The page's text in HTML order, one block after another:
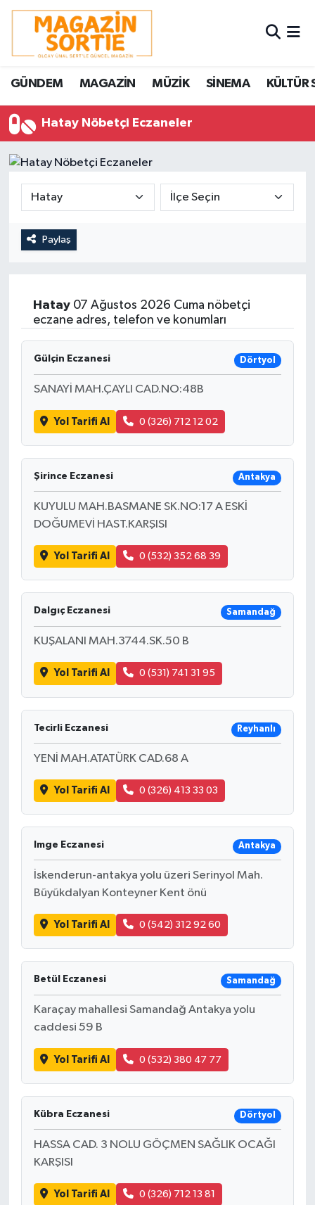
GÜNDEM MAGAZİN MÜZİK SİNEMA KÜLTÜR
Hatay Nöbetçi Eczaneler
Paylaş
Hatay07 Ağustos 2026 Cuma nöbetçi
eczane adres, telefon ve konumları
Gülçin Eczanesi Dörtyol
SANAYİ MAH.ÇAYLI CAD.NO:48B
Yol Tarifi Al 0 (326) 712 12 02
Şirince Eczanesi Antakya
KUYULU MAH.BASMANE SK.NO:17 A ESKİ
DOĞUMEVİ HAST.KARŞISI
Yol Tarifi Al 0 (532) 352 68 39
Dalgıç Eczanesi Samandağ
KUŞALANI MAH.3744.SK.50 B
Yol Tarifi Al 0 (531) 741 31 95
Tecirli Eczanesi Reyhanlı
YENİ MAH.ATATÜRK CAD.68 A
Yol Tarifi Al 0 (326) 413 33 03
Imge Eczanesi Antakya
İskenderun-antakya yolu üzeri Serinyol Mah.
Büyükdalyan Konteyner Kent önü
Yol Tarifi Al 0 (542) 312 92 60
Betül Eczanesi Samandağ
Karaçay mahallesi Samandağ Antakya yolu
caddesi 59 B
Yol Tarifi Al 0 (532) 380 47 77
Kübra Eczanesi Dörtyol
HASSA CAD. 3 NOLU GÖÇMEN SAĞLIK OCAĞI
KARŞISI
Yol Tarifi Al 0 (326) 712 13 81
Nöbetçi Eczaneler
Hava Durumu
Trafik Durumu
Süper Lig Puan Durumu ve Fikstür
Tüm Manşetler
Son Dakika Haberleri